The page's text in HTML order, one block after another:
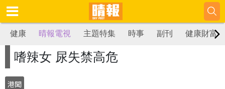
健康 晴報電視 主題特集 時事 副刊 健康財富
嗜辣女 尿失禁高危
港聞